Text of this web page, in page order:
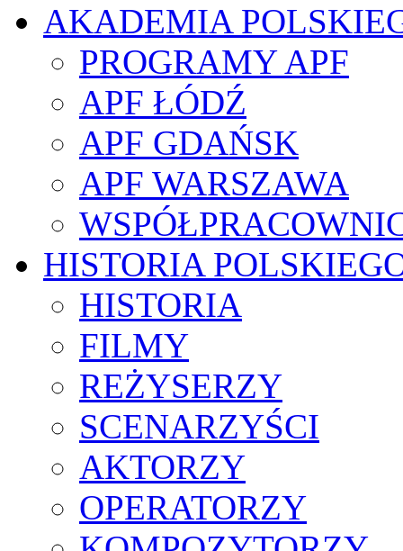
AKADEMIA
PROGRAMY APF
APF ŁÓDŹ
APF GDAŃSK
APF WARSZAWA
HISTORIA
HISTORIA
FILMY
REŻYSERZY
SCENARZYŚCI
AKTORZY
OPERATORZY